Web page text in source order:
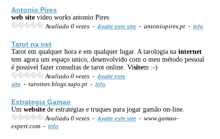
Antonio Pires
web site video works antonio Pires
Avaliado 0 vezes - Avalie este site - antoniopires.pt - Info
Tarot na net
Tarot em qualquer hora e em qualquer lugar. A tarologia na internet
tem agora um espaço unico, desenvolvido com o meu método pessoal
é possivel fazer consultas de tarot online. Visitem :-)
Avaliado 0 vezes - Avalie este
site - tarotnet.blogs.sapo.pt - Info
Estrategia Gamao
Um website de estratégias e truques para jogar gamão on-line.
Avaliado 0 vezes - Avalie este site - www.gamao-
expert.com - Info